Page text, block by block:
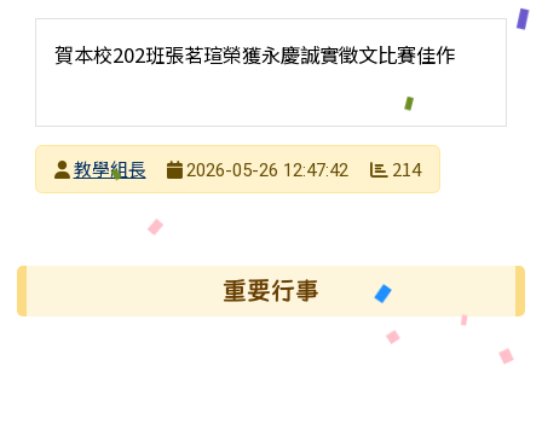
賀本校202班張茗瑄榮獲永慶誠實徵文比賽佳作
發布者
教學組長
2026-05-26 12:47:42 214
左邊區域內容 重要行事